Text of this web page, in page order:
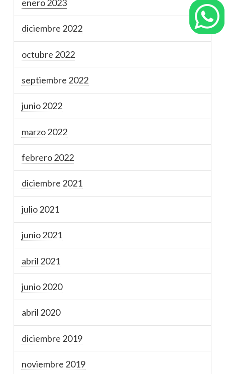
enero 2023
diciembre 2022
octubre 2022
septiembre 2022
junio 2022
marzo 2022
febrero 2022
diciembre 2021
julio 2021
junio 2021
abril 2021
junio 2020
abril 2020
diciembre 2019
noviembre 2019